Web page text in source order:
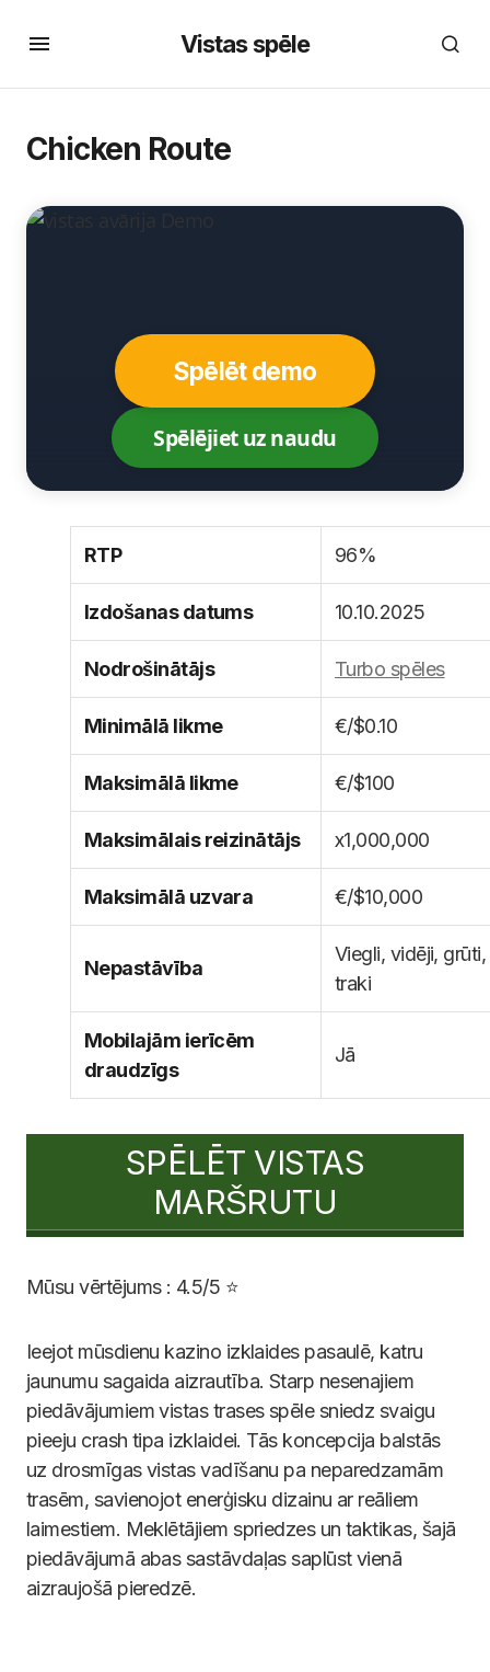
Vistas spēle
Chicken Route
Spēlēt demo
Spēlējiet uz naudu
RTP 96%
Izdošanas datums 10.10.2025
Nodrošinātājs Turbo spēles
Minimālā likme €/$0.10
Maksimālā likme €/$100
Maksimālais reizinātājs x1,000,000
Maksimālā uzvara €/$10,000
Nepastāvība
Viegli, vidēji, grūti,
traki
Mobilajām ierīcēm
draudzīgs
Jā
SPĒLĒT VISTAS
MARŠRUTU
Mūsu vērtējums : 4.5/5 ⭐
Ieejot mūsdienu kazino izklaides pasaulē, katru
jaunumu sagaida aizrautība. Starp nesenajiem
piedāvājumiem vistas trases spēle sniedz svaigu
pieeju crash tipa izklaidei. Tās koncepcija balstās
uz drosmīgas vistas vadīšanu pa neparedzamām
trasēm, savienojot enerģisku dizainu ar reāliem
laimestiem. Meklētājiem spriedzes un taktikas, šajā
piedāvājumā abas sastāvdaļas saplūst vienā
aizraujošā pieredzē.